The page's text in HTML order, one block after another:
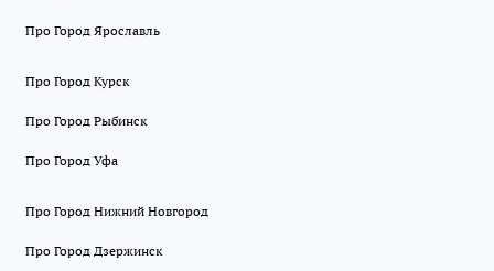
Про Город Ярославль
Про Город Курск
Про Город Рыбинск
Про Город Уфа
Про Город Нижний Новгород
Про Город Дзержинск